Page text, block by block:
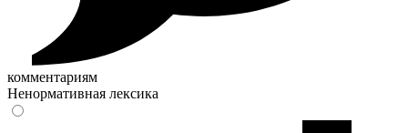
комментариям
Ненормативная лексика